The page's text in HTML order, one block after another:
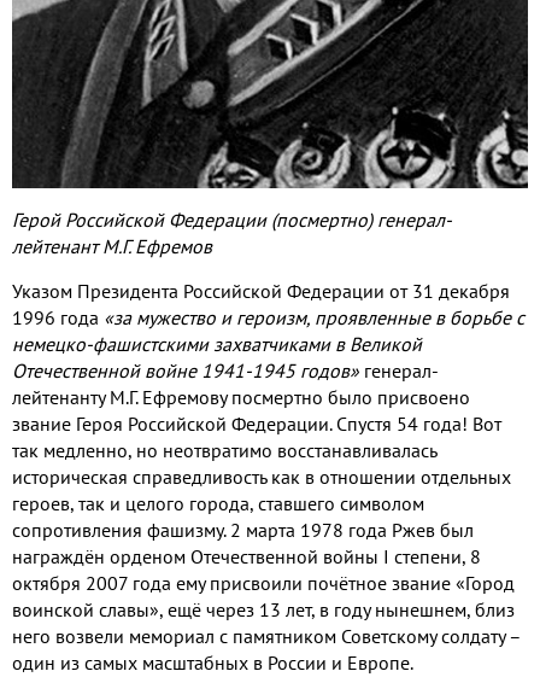
Герой Российской Федерации (посмертно) генерал-
лейтенант М.Г. Ефремов
Указом Президента Российской Федерации от 31 декабря
1996 года «за мужество и героизм, проявленные в борьбе с
немецко-фашистскими захватчиками в Великой
Отечественной войне 1941-1945 годов» генерал-
лейтенанту М.Г. Ефремову посмертно было присвоено
звание Героя Российской Федерации. Спустя 54 года! Вот
так медленно, но неотвратимо восстанавливалась
историческая справедливость как в отношении отдельных
героев, так и целого города, ставшего символом
сопротивления фашизму. 2 марта 1978 года Ржев был
награждён орденом Отечественной войны I степени, 8
октября 2007 года ему присвоили почётное звание «Город
воинской славы», ещё через 13 лет, в году нынешнем, близ
него возвели мемориал с памятником Советскому солдату –
один из самых масштабных в России и Европе.